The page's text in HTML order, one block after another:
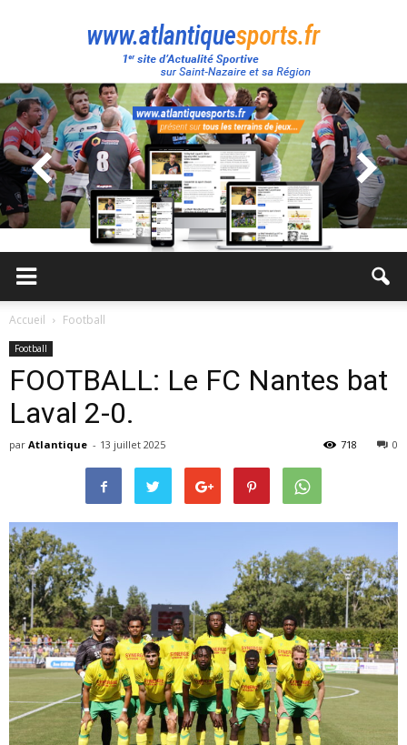
Atlantique
Sport
Accueil Football
Football
FOOTBALL: Le FC Nantes bat
Laval 2-0.
par Atlantique - 13 juillet 2025 0
718